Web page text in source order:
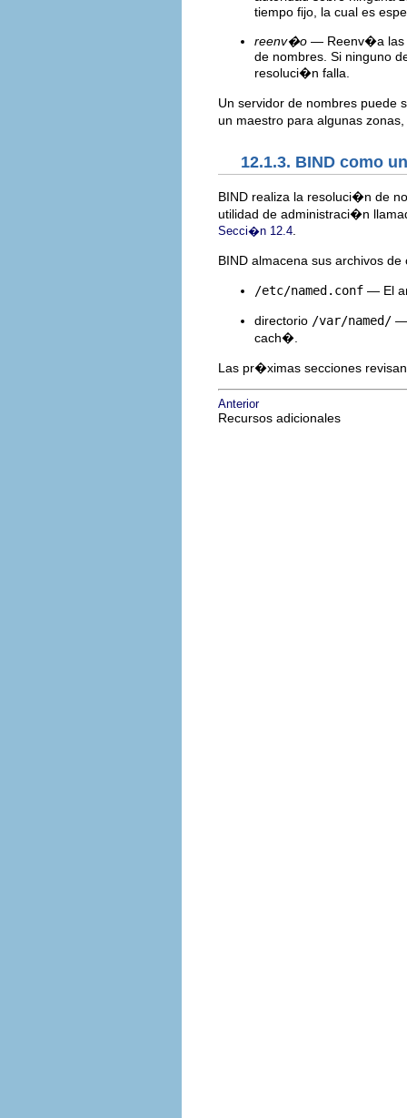
tiempo fijo, la cual es
reenv�o — Reenv�a las
de nombres. Si ninguno
resoluci�n falla.
Un servidor de nombres puede
un maestro para algunas
12.1.3. BIND como
BIND realiza la resoluci�n de
utilidad de administraci�n
Secci�n 12.4
BIND almacena sus archivos
/etc/named.conf — El
directorio /var/named/ —
cach�.
Las pr�ximas secciones
Anterior
Recursos adicionales